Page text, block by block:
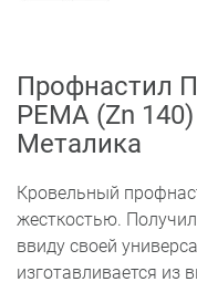
Профнастил
РЕМА (Zn
Металика
Кровельный
жесткостью.
ввиду своей
изготавливается из